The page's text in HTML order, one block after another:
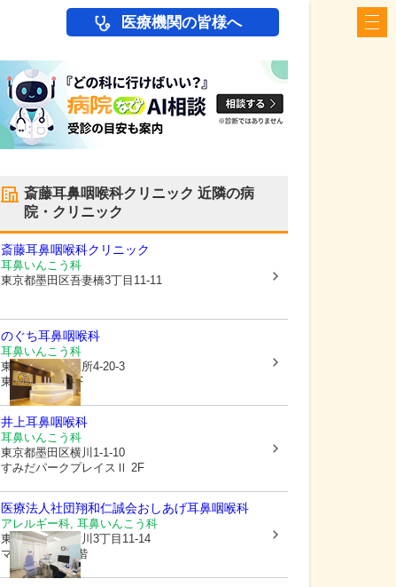
医療機関の皆様へ
斎藤耳鼻咽喉科クリニック 近隣の病
院・クリニック
斎藤耳鼻咽喉科クリニック
耳鼻いんこう科
東京都墨田区吾妻橋3丁目11-11
のぐち耳鼻咽喉科
耳鼻いんこう科
東京都墨田区本所4-20-3
東京台貫ビル2F
井上耳鼻咽喉科
耳鼻いんこう科
東京都墨田区横川1-1-10
すみだパークプレイスⅡ 2F
医療法人社団翔和仁誠会おしあげ耳鼻咽喉科
アレルギー科, 耳鼻いんこう科
東京都墨田区横川3丁目11-14
マツマルビル2階